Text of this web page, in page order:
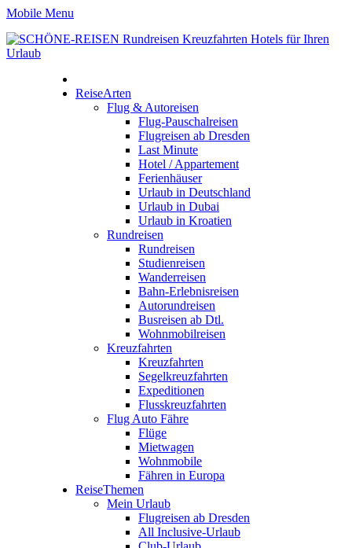
Mobile Menu
ReiseArten
Flug & Autoreisen
Flug-Pauschalreisen
Flugreisen ab Dresden
Last Minute
Hotel / Appartement
Ferienhäuser
Urlaub in Deutschland
Urlaub in Dubai
Urlaub in Kroatien
Rundreisen
Rundreisen
Studienreisen
Wanderreisen
Bahn-Erlebnisreisen
Autorundreisen
Busreisen ab Dtl.
Wohnmobilreisen
Kreuzfahrten
Kreuzfahrten
Segelkreuzfahrten
Expeditionen
Flusskreuzfahrten
Flug Auto Fähre
Flüge
Mietwagen
Wohnmobile
Fähren in Europa
ReiseThemen
Mein Urlaub
Flugreisen ab Dresden
All Inclusive-Urlaub